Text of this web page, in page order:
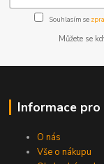
Souhlasím se
Můžete se
Informace pro
O nás
Vše o nákupu